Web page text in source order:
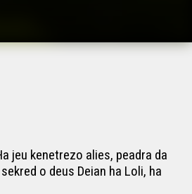
jeu kenetrezo alies, peadra da
o deus Deian ha Loli, ha